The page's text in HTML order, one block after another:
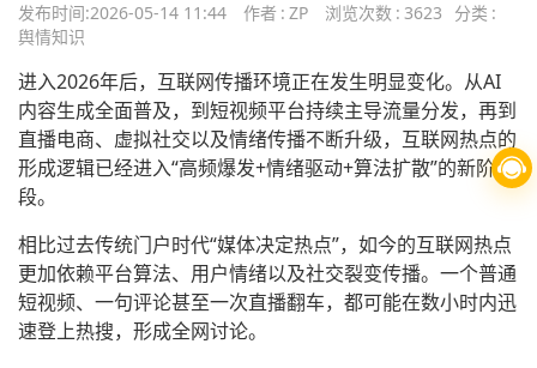
发布时间:2026-05-14 11:44 作者 : ZP 浏览次数 : 3623 分类 :
舆情知识
进入2026年后，互联网传播环境正在发生明显变化。从AI
内容生成全面普及，到短视频平台持续主导流量分发，再到
直播电商、虚拟社交以及情绪传播不断升级，互联网热点的
形成逻辑已经进入“高频爆发+情绪驱动+算法扩散”的新阶
段。
相比过去传统门户时代“媒体决定热点”，如今的互联网热点
更加依赖平台算法、用户情绪以及社交裂变传播。一个普通
短视频、一句评论甚至一次直播翻车，都可能在数小时内迅
速登上热搜，形成全网讨论。